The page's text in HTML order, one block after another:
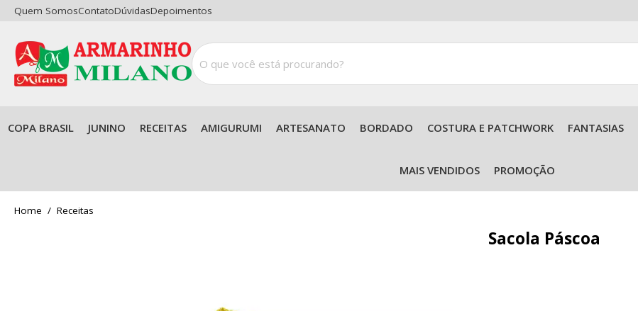
Quem SomosContatoDúvidasDepoimentos
COPA BRASIL JUNINO RECEITAS AMIGURUMI ARTESANATO BORDADO COSTURA E PATCHWORK FANTASIAS
MAIS VENDIDOS PROMOÇÃO
home Receitas
Sacola Páscoa